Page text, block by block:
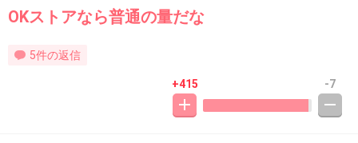
OKストアなら普通の量だな
5件の返信
+415 -7